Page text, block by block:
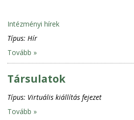
Intézményi hírek
Típus: Hír
Tovább »
Társulatok
Típus: Virtuális kiállítás fejezet
Tovább »